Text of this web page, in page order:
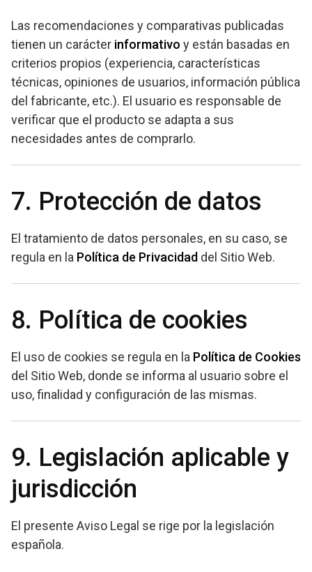
Las recomendaciones y comparativas publicadas
tienen un carácter informativo y están basadas en
criterios propios (experiencia, características
técnicas, opiniones de usuarios, información pública
del fabricante, etc.). El usuario es responsable de
verificar que el producto se adapta a sus
necesidades antes de comprarlo.
7. Protección de datos
El tratamiento de datos personales, en su caso, se
regula en la Política de Privacidad del Sitio Web.
8. Política de cookies
El uso de cookies se regula en la Política de Cookies
del Sitio Web, donde se informa al usuario sobre el
uso, finalidad y configuración de las mismas.
9. Legislación aplicable y
jurisdicción
El presente Aviso Legal se rige por la legislación
española.